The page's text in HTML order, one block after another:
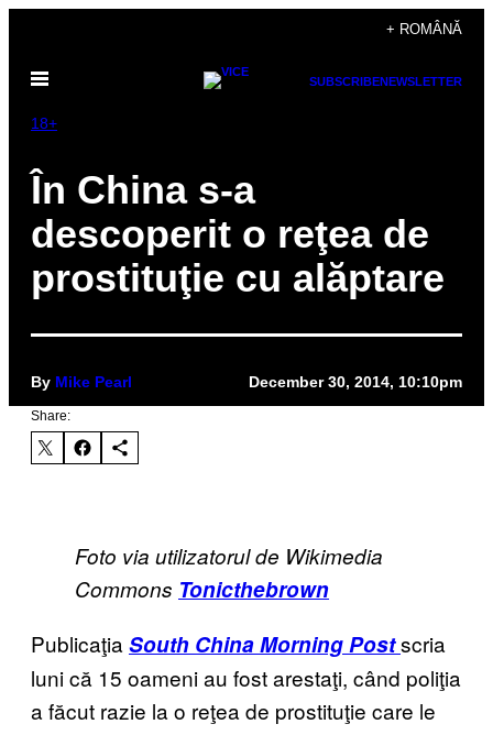
content
+ ROMÂNĂ
Open
SUBSCRIBENEWSLETTER
18+
În China s-a
descoperit o reţea de
prostituţie cu alăptare
By Mike Pearl December 30, 2014, 10:10pm
Share:
Foto via utilizatorul de Wikimedia
Commons Tonicthebrown
Publicaţia South China Morning Postscria
luni că 15 oameni au fost arestaţi, când poliţia
a făcut razie la o reţea de prostituţie care le